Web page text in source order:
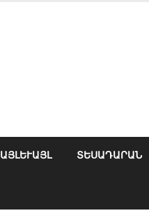
ԱՅԼԵՒԱՅԼ ՏԵՍԱԴԱՐԱՆ